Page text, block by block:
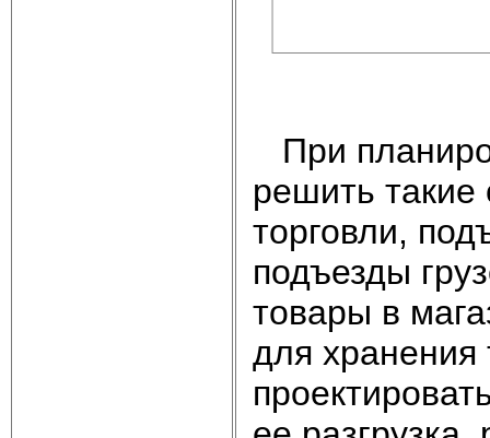
При
решить такие
торговли,
подъезды
товары в
для хранения